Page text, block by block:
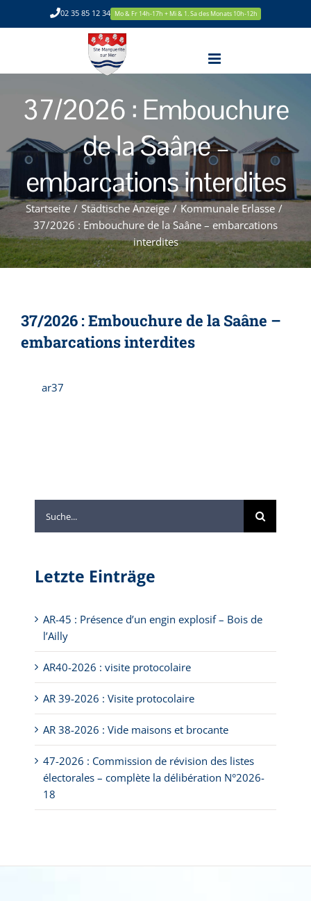
Inhalt
02 35 85 12 34 Mo & Fr 14h-17h + Mi & 1. Sa des Monats 10h-12h
37/2026 : Embouchure
de la Saâne –
embarcations interdites
Startseite / Städtische Anzeige / Kommunale Erlasse /
37/2026 : Embouchure de la Saâne – embarcations
interdites
37/2026 : Embouchure de la Saâne –
embarcations interdites
ar37
nach:
Letzte Einträge
AR-45 : Présence d’un engin explosif – Bois de
l’Ailly
AR40-2026 : visite protocolaire
AR 39-2026 : Visite protocolaire
AR 38-2026 : Vide maisons et brocante
47-2026 : Commission de révision des listes
électorales – complète la délibération N°2026-
18